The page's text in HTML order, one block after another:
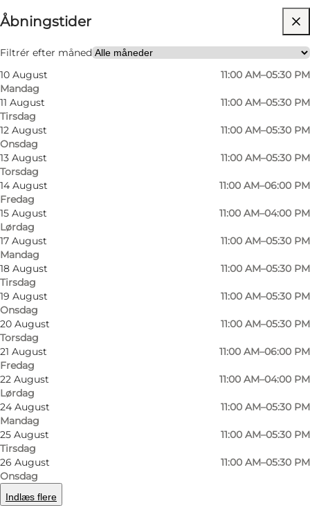
Åbningstider
Filtrér efter måned
10 August
Mandag
11:00 AM–05:30 PM
11 August
Tirsdag
11:00 AM–05:30 PM
12 August
Onsdag
11:00 AM–05:30 PM
13 August
Torsdag
11:00 AM–05:30 PM
14 August
Fredag
11:00 AM–06:00 PM
15 August
Lørdag
11:00 AM–04:00 PM
17 August
Mandag
11:00 AM–05:30 PM
18 August
Tirsdag
11:00 AM–05:30 PM
19 August
Onsdag
11:00 AM–05:30 PM
20 August
Torsdag
11:00 AM–05:30 PM
21 August
Fredag
11:00 AM–06:00 PM
22 August
Lørdag
11:00 AM–04:00 PM
24 August
Mandag
11:00 AM–05:30 PM
25 August
Tirsdag
11:00 AM–05:30 PM
26 August
Onsdag
11:00 AM–05:30 PM
Indlæs flere
Besøg hjemmeside
Mig selv
: Foto:
I 1811 blev Randers Handskefabrik grundlagt på
århundreders tradition for handskemageri i
Randers. I 1700-tallet beskæftigede handske-